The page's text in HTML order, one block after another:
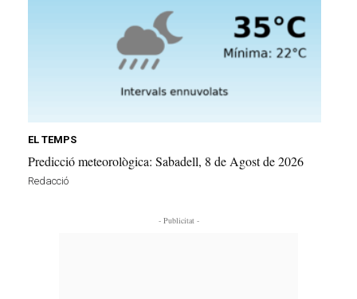
EL TEMPS
Predicció meteorològica: Sabadell, 8 de Agost de 2026
Redacció
- Publicitat -